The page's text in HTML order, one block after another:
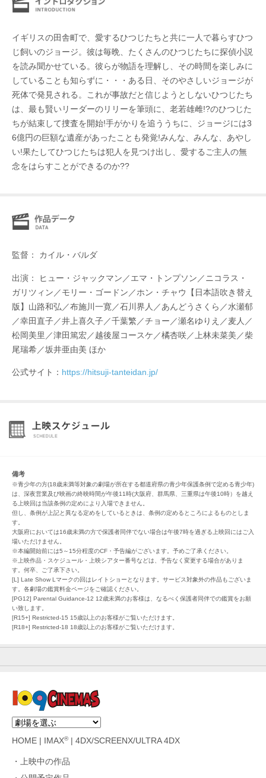
イギリスの田舎町で、愛するひつじたちと共に一人で暮らすひつ
じ飼いのジョージ。彼は毎晩、たくさんのひつじたちに探偵小説
を読み聞かせている。彼らが物語を理解し、その時間を楽しみに
していることも知らずに・・・ある日、そのやさしいジョージが
死体で発見される。これが事故だと信じようとしないひつじたち
は、最も賢いリーダーのリリーを筆頭に、老若雄雌!?のひつじた
ちが結束して捜査を開始!手がかりを追ううちに、ジョージには3
6億円の巨額な遺産があったことも発覚!みんな、みんな、あやし
い!果たしてひつじたちは犯人を見つけ出し、愛するご主人の無
念をはらすことができるのか??
監督： カイル・バルダ
出演： ヒュー・ジャックマン／エマ・トンプソン／ニコラス・
ガリツィン／モリー・ゴードン／ホン・チャウ【日本語吹き替え
版】⼭路和弘／布施川⼀寛／⽯川界⼈／あんどうさくら／⽔瀬郁
／幸⽥直⼦／井上喜久⼦／千葉繁／チョー／瀬名ゆりえ／⻨⼈／
松岡美⾥／津⽥篤宏／越後屋コースケ／橘杏咲／上林未菜美／柴
尾瑞希／坂井亜由美 ほか
公式サイト： https://hitsuji-tanteidan.jp/
備考
※青少年の方(18歳未満等対象の劇場が所在する都道府県の青少年保護条例で定める青少年)
は、深夜営業及び映画の終映時間が午後11時(大阪府、群馬県、三重県は午後10時）を越え
る上映回は当該条例の定めにより入場できません。
但し、条例が上記と異なる定めをしているときは、条例の定めるところによるものとしま
す。
大阪府においては16歳未満の方で保護者同伴でない場合は午後7時を過ぎる上映回にはご入
場いただけません。
※本編開始前には5～15分程度のCF・予告編がございます。予めご了承ください。
※上映作品・スケジュール・上映シアター番号などは、予告なく変更する場合がありま
す。何卒、ご了承下さい。
[L] Late Show Lマークの回はレイトショーとなります。サービス対象外の作品もございま
す。各劇場の鑑賞料金ページをご確認ください。
[PG12] Parental Guidance-12 12歳未満のお客様は、なるべく保護者同伴での鑑賞をお願
い致します。
[R15+] Restricted-15 15歳以上のお客様がご覧いただけます。
[R18+] Restricted-18 18歳以上のお客様がご覧いただけます。
HOME IMAX®| 4DX/SCREENX/ULTRA 4DX
上映中の作品